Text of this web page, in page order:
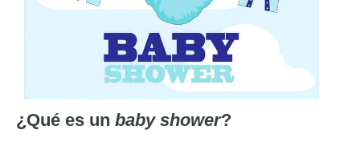
¿Qué es un baby shower?